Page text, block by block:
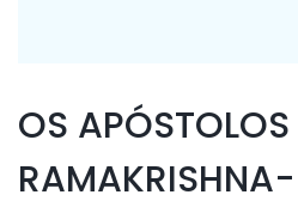
OS APÓSTOLOS